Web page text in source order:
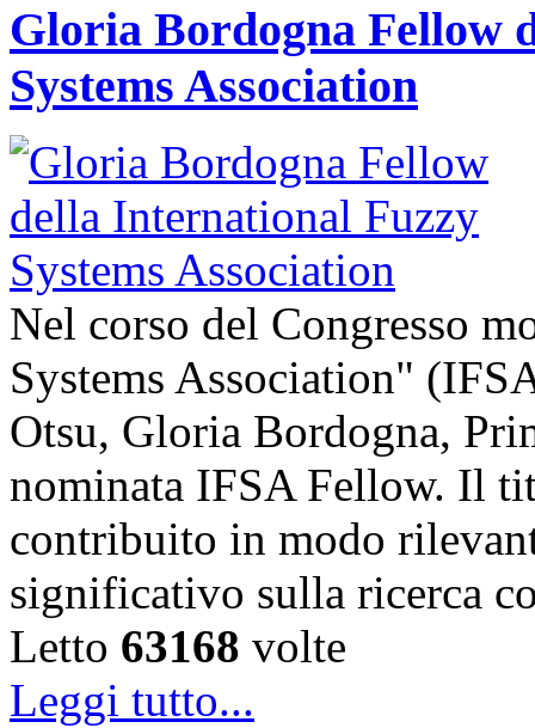
Gloria Bordogna Fellow
Systems Association
Nel corso del Congresso
Systems Association"
Otsu, Gloria Bordogna,
nominata IFSA Fellow. Il
contribuito in modo
significativo sulla ricerca
Letto 63168 volte
Leggi tutto...